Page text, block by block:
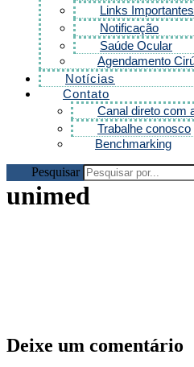
Links Importantes
Notificação
Saúde Ocular
Agendamento
Notícias
Contato
Canal direto com
Trabalhe conosco
Benchmarking
Pesquisar
unimed
Deixe um comentário